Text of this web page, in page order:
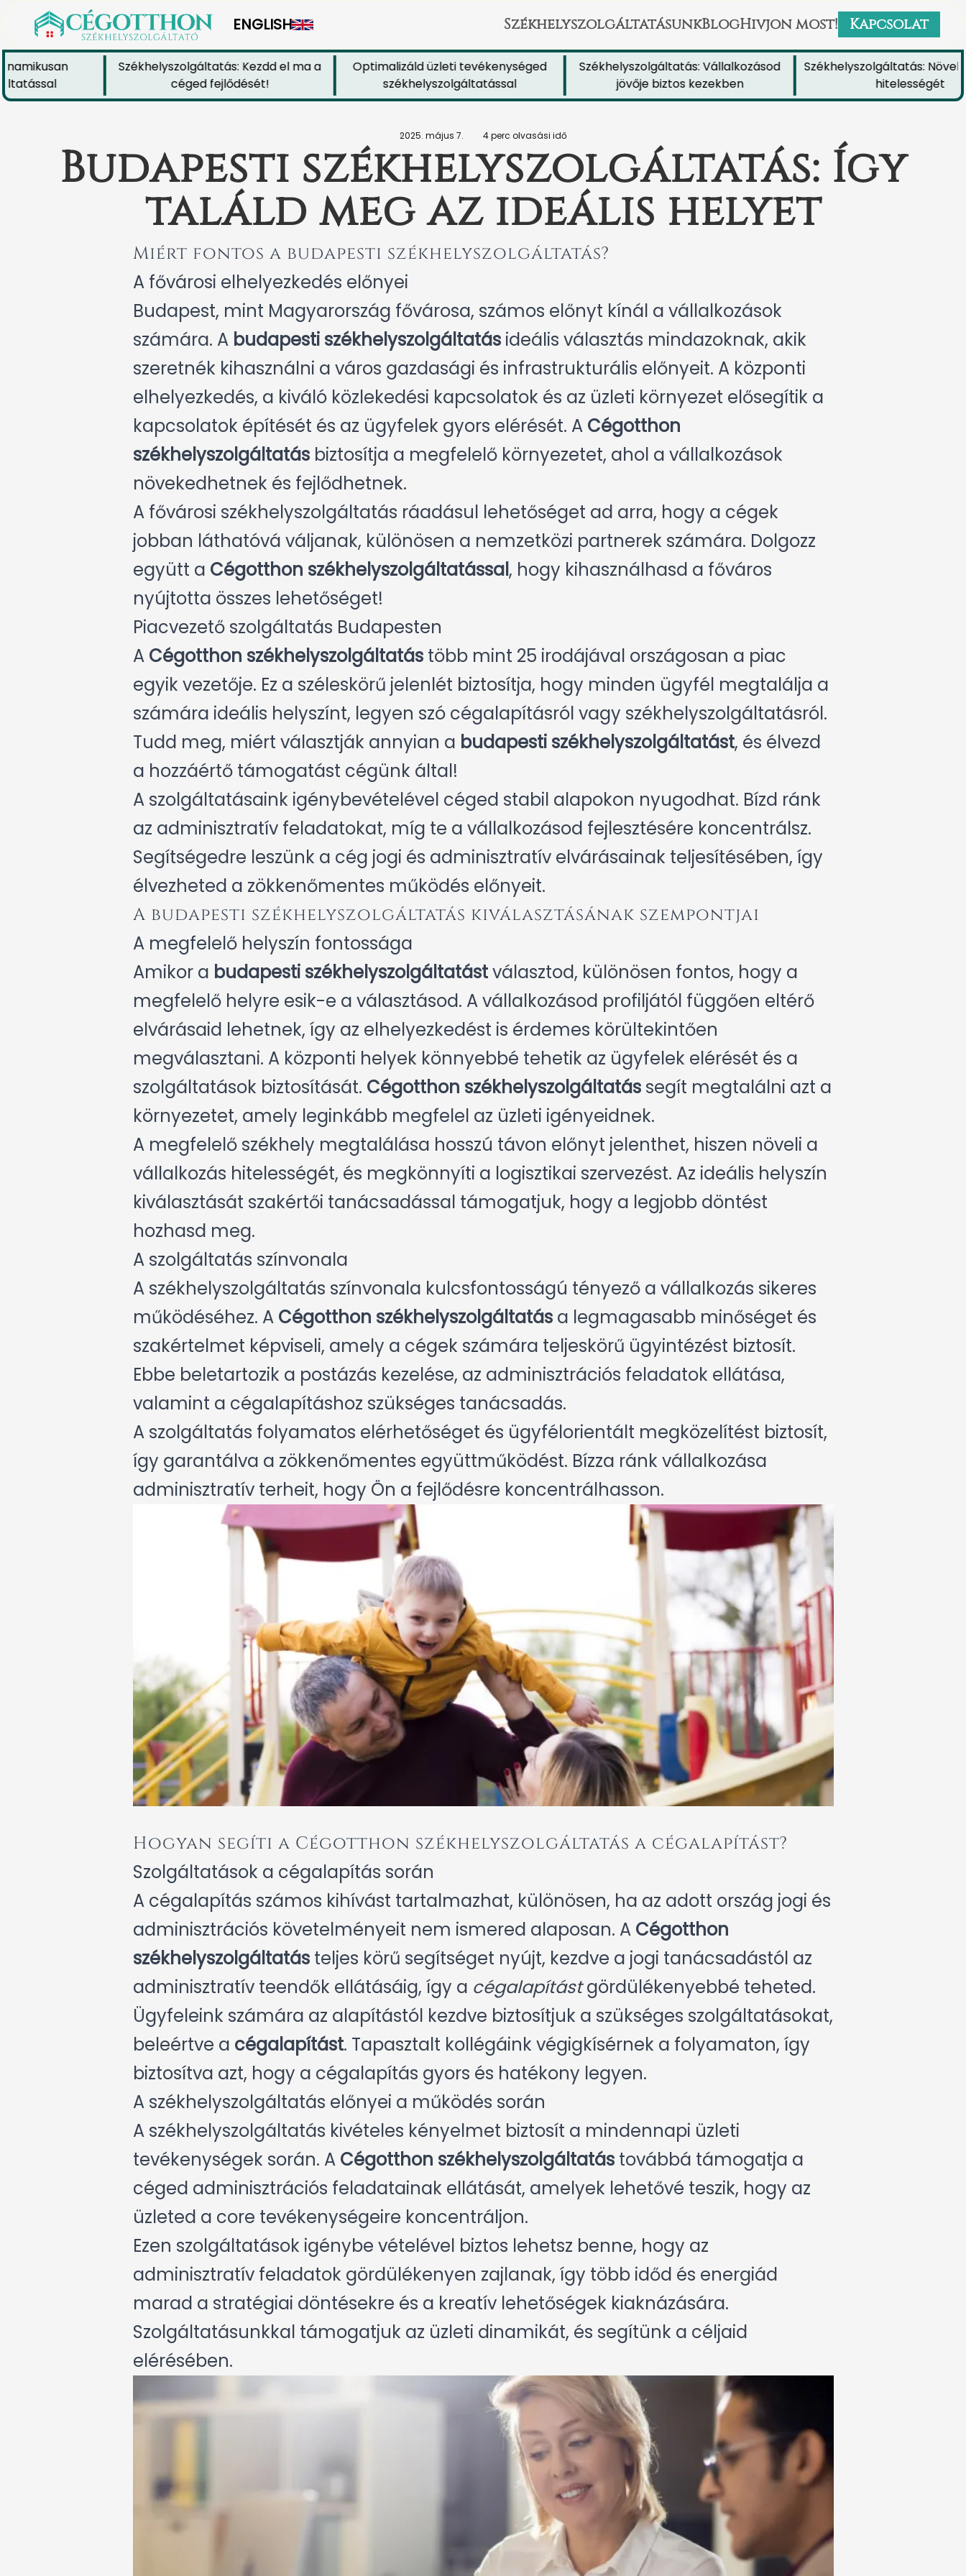
ENGLISH SzékhelyszolgáltatásunkBlogHivjon most! Kapcsolat
Székhelyszolgáltatás: Kezdd el ma a
céged fejlődését!
Optimalizáld üzleti tevékenységed
székhelyszolgáltatással
Székhelyszolgáltatás: Vállalkozásod
jövője biztos kezekben
Székhelyszolgáltatás: Növeld a
hitelességét
2025. május 7. 4 perc olvasási idő
Budapesti székhelyszolgáltatás: Így
találd meg az ideális helyet
Miért fontos a budapesti székhelyszolgáltatás?
A fővárosi elhelyezkedés előnyei
Budapest, mint Magyarország fővárosa, számos előnyt kínál a vállalkozások
számára. A budapesti székhelyszolgáltatásideális választás mindazoknak, akik
szeretnék kihasználni a város gazdasági és infrastrukturális előnyeit. A központi
elhelyezkedés, a kiváló közlekedési kapcsolatok és az üzleti környezet elősegítik a
kapcsolatok építését és az ügyfelek gyors elérését. A Cégotthon
székhelyszolgáltatásbiztosítja a megfelelő környezetet, ahol a vállalkozások
növekedhetnek és fejlődhetnek.
A fővárosi székhelyszolgáltatás ráadásul lehetőséget ad arra, hogy a cégek
jobban láthatóvá váljanak, különösen a nemzetközi partnerek számára. Dolgozz
együtt a Cégotthon székhelyszolgáltatással, hogy kihasználhasd a főváros
nyújtotta összes lehetőséget!
Piacvezető szolgáltatás Budapesten
A Cégotthon székhelyszolgáltatástöbb mint 25 irodájával országosan a piac
egyik vezetője. Ez a széleskörű jelenlét biztosítja, hogy minden ügyfél megtalálja a
számára ideális helyszínt, legyen szó cégalapításról vagy székhelyszolgáltatásról.
Tudd meg, miért választják annyian a budapesti székhelyszolgáltatást, és élvezd
a hozzáértő támogatást cégünk által!
A szolgáltatásaink igénybevételével céged stabil alapokon nyugodhat. Bízd ránk
az adminisztratív feladatokat, míg te a vállalkozásod fejlesztésére koncentrálsz.
Segítségedre leszünk a cég jogi és adminisztratív elvárásainak teljesítésében, így
élvezheted a zökkenőmentes működés előnyeit.
A budapesti székhelyszolgáltatás kiválasztásának szempontjai
A megfelelő helyszín fontossága
Amikor a budapesti székhelyszolgáltatástválasztod, különösen fontos, hogy a
megfelelő helyre esik-e a választásod. A vállalkozásod profiljától függően eltérő
elvárásaid lehetnek, így az elhelyezkedést is érdemes körültekintően
megválasztani. A központi helyek könnyebbé tehetik az ügyfelek elérését és a
szolgáltatások biztosítását. Cégotthon székhelyszolgáltatássegít megtalálni azt a
környezetet, amely leginkább megfelel az üzleti igényeidnek.
A megfelelő székhely megtalálása hosszú távon előnyt jelenthet, hiszen növeli a
vállalkozás hitelességét, és megkönnyíti a logisztikai szervezést. Az ideális helyszín
kiválasztását szakértői tanácsadással támogatjuk, hogy a legjobb döntést
hozhasd meg.
A szolgáltatás színvonala
A székhelyszolgáltatás színvonala kulcsfontosságú tényező a vállalkozás sikeres
működéséhez. A Cégotthon székhelyszolgáltatása legmagasabb minőséget és
szakértelmet képviseli, amely a cégek számára teljeskörű ügyintézést biztosít.
Ebbe beletartozik a postázás kezelése, az adminisztrációs feladatok ellátása,
valamint a cégalapításhoz szükséges tanácsadás.
A szolgáltatás folyamatos elérhetőséget és ügyfélorientált megközelítést biztosít,
így garantálva a zökkenőmentes együttműködést. Bízza ránk vállalkozása
adminisztratív terheit, hogy Ön a fejlődésre koncentrálhasson.
Hogyan segíti a Cégotthon székhelyszolgáltatás a cégalapítást?
Szolgáltatások a cégalapítás során
A cégalapítás számos kihívást tartalmazhat, különösen, ha az adott ország jogi és
adminisztrációs követelményeit nem ismered alaposan. A Cégotthon
székhelyszolgáltatásteljes körű segítséget nyújt, kezdve a jogi tanácsadástól az
adminisztratív teendők ellátásáig, így a cégalapítástgördülékenyebbé teheted.
Ügyfeleink számára az alapítástól kezdve biztosítjuk a szükséges szolgáltatásokat,
beleértve a cégalapítást. Tapasztalt kollégáink végigkísérnek a folyamaton, így
biztosítva azt, hogy a cégalapítás gyors és hatékony legyen.
A székhelyszolgáltatás előnyei a működés során
A székhelyszolgáltatás kivételes kényelmet biztosít a mindennapi üzleti
tevékenységek során. A Cégotthon székhelyszolgáltatástovábbá támogatja a
céged adminisztrációs feladatainak ellátását, amelyek lehetővé teszik, hogy az
üzleted a core tevékenységeire koncentráljon.
Ezen szolgáltatások igénybe vételével biztos lehetsz benne, hogy az
adminisztratív feladatok gördülékenyen zajlanak, így több időd és energiád
marad a stratégiai döntésekre és a kreatív lehetőségek kiaknázására.
Szolgáltatásunkkal támogatjuk az üzleti dinamikát, és segítünk a céljaid
elérésében.